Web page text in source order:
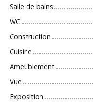
Salle de bains
WC
Construction
Cuisine
Ameublement
Vue
Exposition